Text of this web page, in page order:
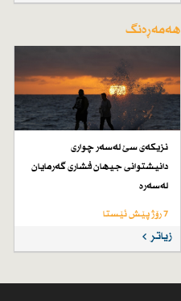
هەمەڕەنگ
نزیكەی سێ لەسەر چواری
دانیشتوانی جیهان فشاری گەرمایان
لەسەرە
7 رۆژ پێش ئێستا
زیاتر